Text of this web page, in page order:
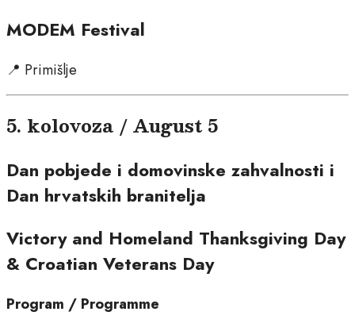
MODEM Festival
📍 Primišlje
5. kolovoza / August 5
Dan pobjede i domovinske zahvalnosti i
Dan hrvatskih branitelja
Victory and Homeland Thanksgiving Day
& Croatian Veterans Day
Program / Programme